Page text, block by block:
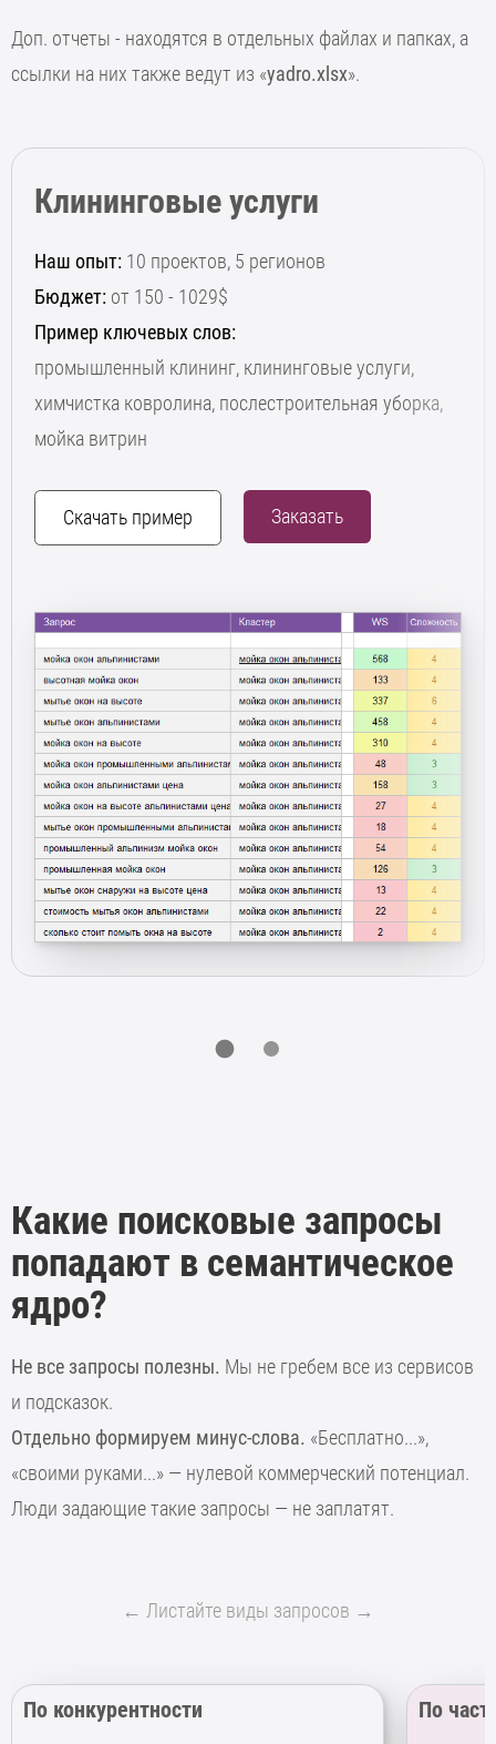
Доп. отчеты - находятся в отдельных файлах и папках, а
ссылки на них также ведут из «yadro.xlsx».
Клининговые услуги
Наш опыт: 10 проектов, 5 регионов
Бюджет: от 150 - 1029$
Пример ключевых слов:
промышленный клининг, клининговые услуги,
химчистка ковролина, послестроительная уборка,
мойка витрин
Скачать пример Заказать
Какие поисковые запросы
попадают в семантическое
ядро?
Не все запросы полезны. Мы не гребем все из сервисов
и подсказок.
Отдельно формируем минус-слова. «Бесплатно...»,
«своими руками...» — нулевой коммерческий потенциал.
Люди задающие такие запросы — не заплатят.
← Листайте виды запросов →
По конкурентности По